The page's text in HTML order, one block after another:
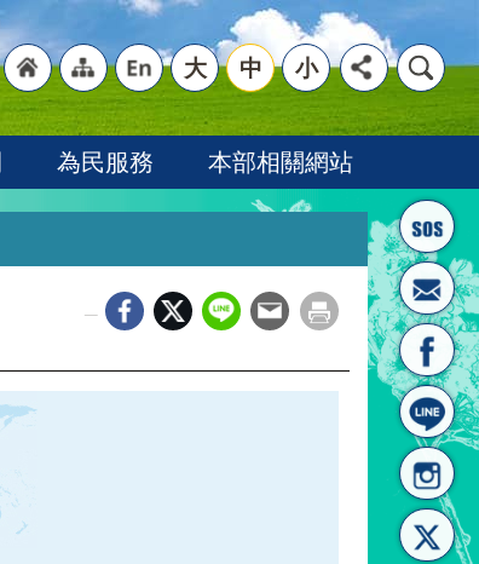
首頁
"網
站導
"英
文語
大 中 小
為民服務 本部相關網站